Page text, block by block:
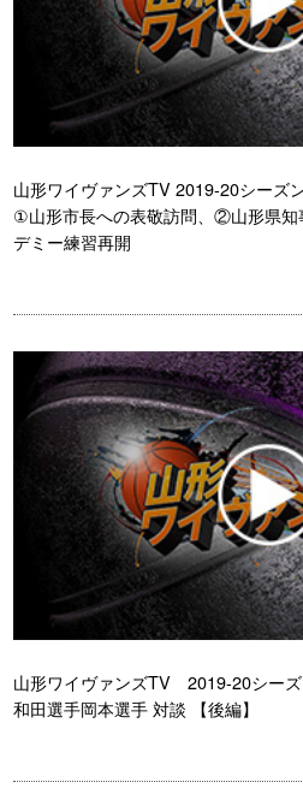
山形ワイヴァンズTV 2019-20シーズ
①山形市長への表敬訪問、②山形県
デミー練習再開
山形ワイヴァンズTV 2019-20シーズ
和田選手岡本選手 対談 【後編】